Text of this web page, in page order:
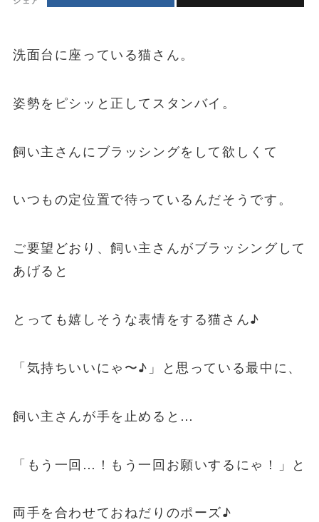
洗面台に座っている猫さん。
姿勢をピシッと正してスタンバイ。
飼い主さんにブラッシングをして欲しくて
いつもの定位置で待っているんだそうです。
ご要望どおり、飼い主さんがブラッシングして
あげると
とっても嬉しそうな表情をする猫さん♪
「気持ちいいにゃ〜♪」と思っている最中に、
飼い主さんが手を止めると…
「もう一回…！もう一回お願いするにゃ！」と
両手を合わせておねだりのポーズ♪